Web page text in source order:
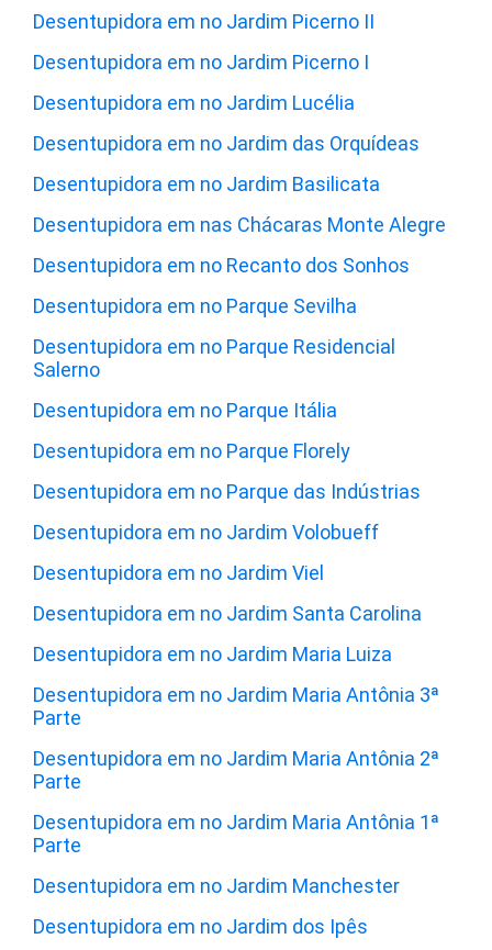
Desentupidora em no Jardim Picerno II
Desentupidora em no Jardim Picerno I
Desentupidora em no Jardim Lucélia
Desentupidora em no Jardim das Orquídeas
Desentupidora em no Jardim Basilicata
Desentupidora em nas Chácaras Monte Alegre
Desentupidora em no Recanto dos Sonhos
Desentupidora em no Parque Sevilha
Desentupidora em no Parque Residencial
Salerno
Desentupidora em no Parque Itália
Desentupidora em no Parque Florely
Desentupidora em no Parque das Indústrias
Desentupidora em no Jardim Volobueff
Desentupidora em no Jardim Viel
Desentupidora em no Jardim Santa Carolina
Desentupidora em no Jardim Maria Luiza
Desentupidora em no Jardim Maria Antônia 3ª
Parte
Desentupidora em no Jardim Maria Antônia 2ª
Parte
Desentupidora em no Jardim Maria Antônia 1ª
Parte
Desentupidora em no Jardim Manchester
Desentupidora em no Jardim dos Ipês